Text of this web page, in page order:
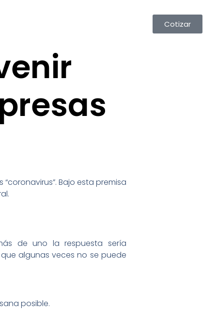
Cotizar
Bajo esta premisa
de uno la respuesta sería
algunas veces no se puede
posible.